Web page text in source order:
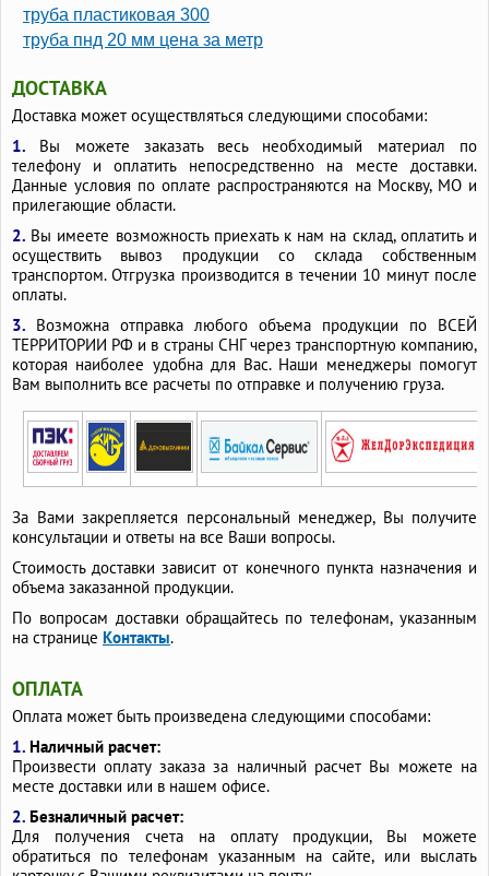
труба пластиковая 300
труба пнд 20 мм цена за метр
ДОСТАВКА
Доставка может осуществляться следующими способами:
1. Вы можете заказать весь необходимый материал по
телефону и оплатить непосредственно на месте доставки.
Данные условия по оплате распространяются на Москву, МО и
прилегающие области.
2. Вы имеете возможность приехать к нам на склад, оплатить и
осуществить вывоз продукции со склада собственным
транспортом. Отгрузка производится в течении 10 минут после
оплаты.
3. Возможна отправка любого объема продукции по ВСЕЙ
ТЕРРИТОРИИ РФ и в страны СНГ через транспортную компанию,
которая наиболее удобна для Вас. Наши менеджеры помогут
Вам выполнить все расчеты по отправке и получению груза.
За Вами закрепляется персональный менеджер, Вы получите
консультации и ответы на все Ваши вопросы.
Стоимость доставки зависит от конечного пункта назначения и
объема заказанной продукции.
По вопросам доставки обращайтесь по телефонам, указанным
на странице Контакты.
ОПЛАТА
Оплата может быть произведена следующими способами:
1. Наличный расчет:
Произвести оплату заказа за наличный расчет Вы можете на
месте доставки или в нашем офисе.
2. Безналичный расчет:
Для получения счета на оплату продукции, Вы можете
обратиться по телефонам указанным на сайте, или выслать